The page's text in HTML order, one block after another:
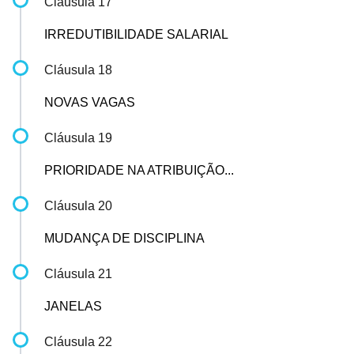
IRREDUTIBILIDADE SALARIAL
Cláusula 18
NOVAS VAGAS
Cláusula 19
PRIORIDADE NA ATRIBUIÇÃO...
Cláusula 20
MUDANÇA DE DISCIPLINA
Cláusula 21
JANELAS
Cláusula 22